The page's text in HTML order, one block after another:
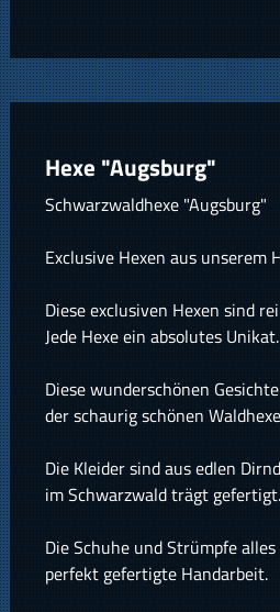
Hexe "Augsburg"
Schwarzwaldhexe "Augsburg"
Exclusive Hexen aus unserem
Diese exclusiven Hexen sind
Jede Hexe ein absolutes Unikat.
Diese wunderschönen
der schaurig schönen
Die Kleider sind aus edlen
im Schwarzwald trägt gefertigt.
Die Schuhe und Strümpfe
perfekt gefertigte Handarbeit.